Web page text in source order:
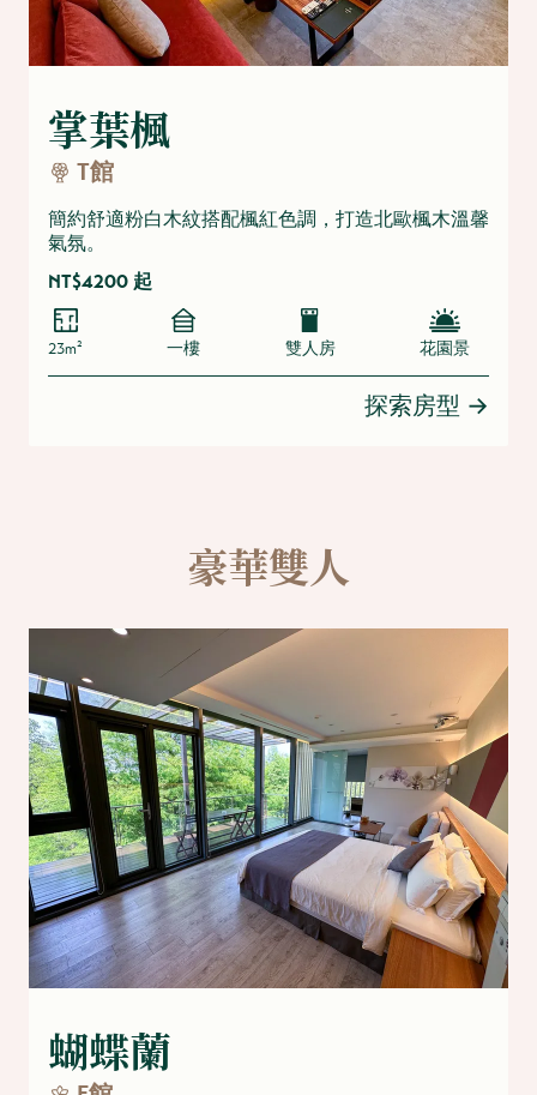
掌葉楓
T館
簡約舒適粉白木紋搭配楓紅色調，打造北歐楓木溫馨
氣氛。
NT$4200 起
23m² 一樓 雙人房 花園景
探索房型 →
豪華雙人
蝴蝶蘭